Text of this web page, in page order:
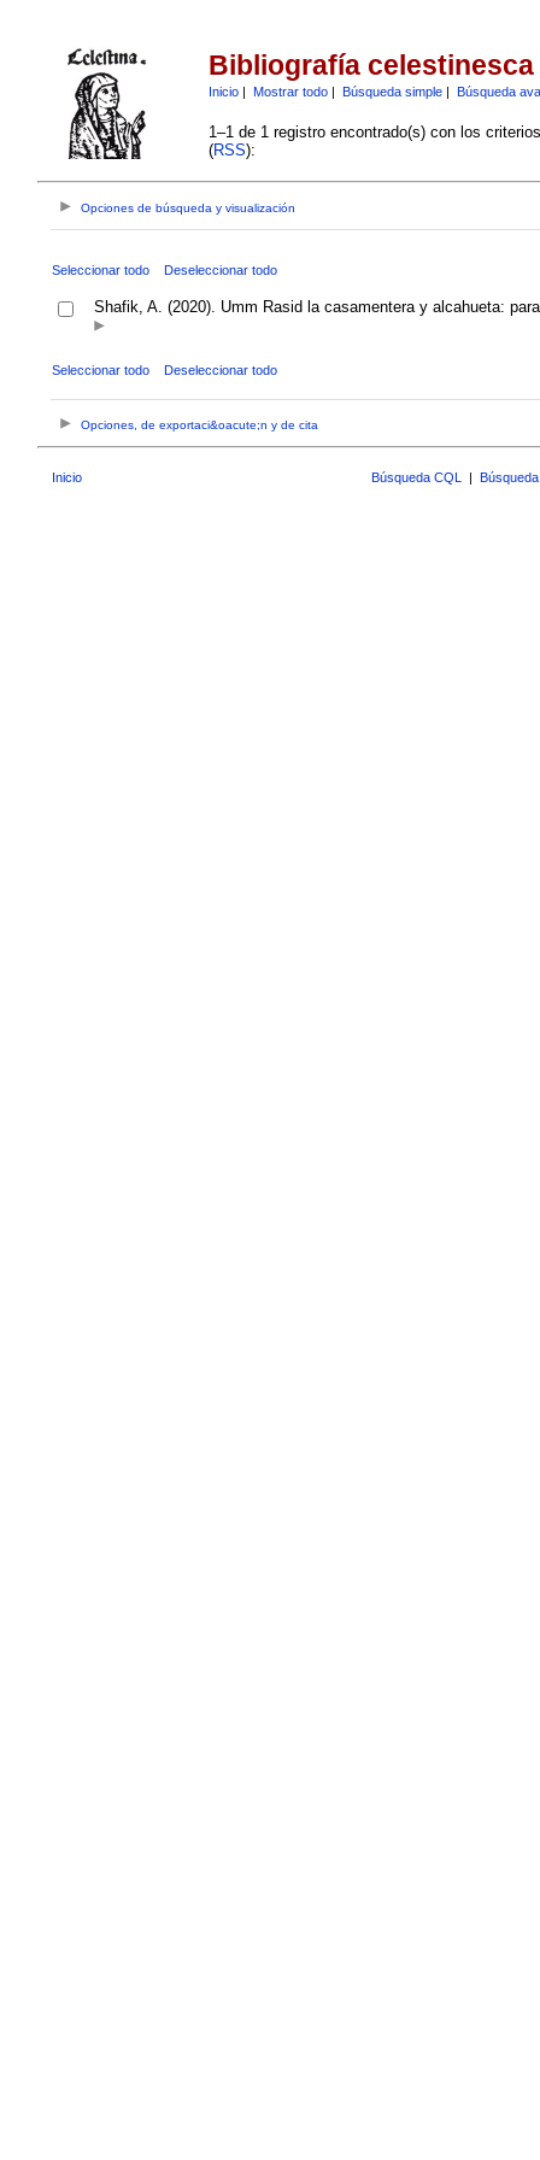
Bibliografía celestinesca
Inicio| Mostrar todo| Búsqueda simple| Búsqueda
1–1 de 1 registro encontrado(s) con los
(RSS):
Opciones de búsqueda y visualización
Seleccionar todo Deseleccionar todo
Shafik, A. (2020). Umm Rasid la casamentera y alcahueta:
Seleccionar todo Deseleccionar todo
Opciones, de exportaci&oacute;n y de cita
Inicio Búsqueda CQL |